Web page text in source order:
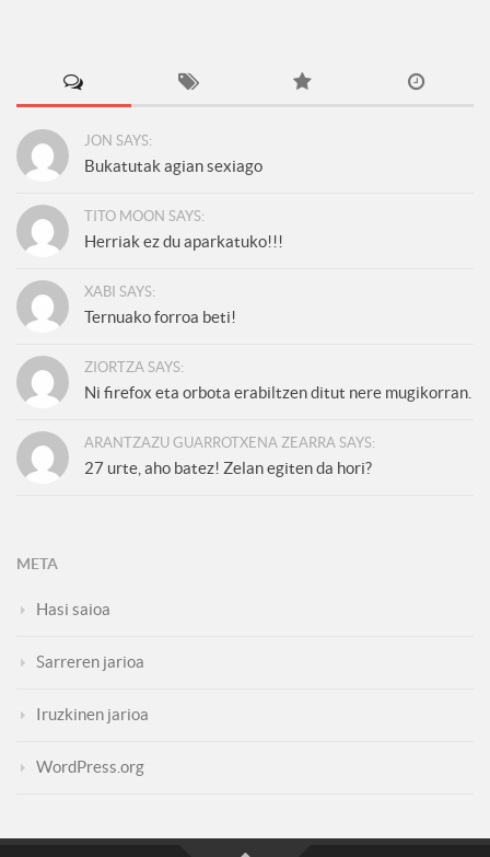
JON SAYS:
Bukatutak agian sexiago
TITO MOON SAYS:
Herriak ez du aparkatuko!!!
XABI SAYS:
Ternuako forroa beti!
ZIORTZA SAYS:
Ni firefox eta orbota erabiltzen ditut nere mugikorran.
ARANTZAZU GUARROTXENA ZEARRA SAYS:
27 urte, aho batez! Zelan egiten da hori?
META
Hasi saioa
Sarreren jarioa
Iruzkinen jarioa
WordPress.org